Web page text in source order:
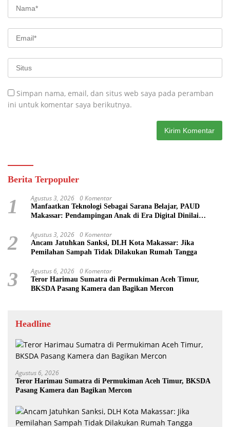
Simpan nama, email, dan situs web saya pada peramban
ini untuk komentar saya berikutnya.
Berita Terpopuler
1 Agustus 3, 2026 0 Komentar
Manfaatkan Teknologi Sebagai Sarana Belajar, PAUD
Makassar: Pendampingan Anak di Era Digital Dinilai
2 Agustus 3, 2026 0 Komentar
Ancam Jatuhkan Sanksi, DLH Kota Makassar: Jika
Pemilahan Sampah Tidak Dilakukan Rumah Tangga
3 Agustus 6, 2026 0 Komentar
Teror Harimau Sumatra di Permukiman Aceh Timur,
BKSDA Pasang Kamera dan Bagikan Mercon
Headline
Agustus 6, 2026
Teror Harimau Sumatra di Permukiman Aceh Timur, BKSDA
Pasang Kamera dan Bagikan Mercon